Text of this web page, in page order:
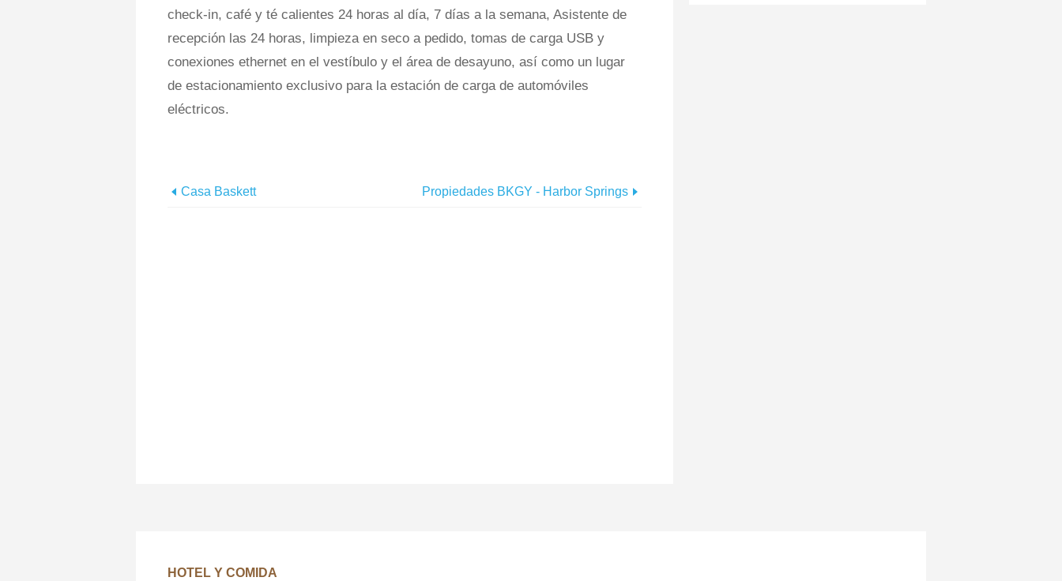
check-in, café y té calientes 24 horas al día, 7 días a la semana, Asistente de
recepción las 24 horas, limpieza en seco a pedido, tomas de carga USB y
conexiones ethernet en el vestíbulo y el área de desayuno, así como un lugar
de estacionamiento exclusivo para la estación de carga de automóviles
eléctricos.
Casa Baskett Propiedades BKGY - Harbor Springs
HOTEL Y COMIDA